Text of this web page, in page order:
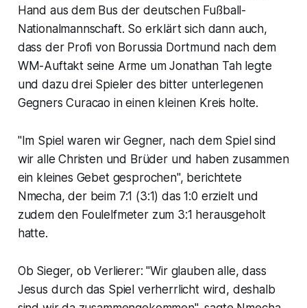
Hand aus dem Bus der deutschen Fußball-
Nationalmannschaft. So erklärt sich dann auch,
dass der Profi von Borussia Dortmund nach dem
WM-Auftakt seine Arme um Jonathan Tah legte
und dazu drei Spieler des bitter unterlegenen
Gegners Curacao in einen kleinen Kreis holte.
"Im Spiel waren wir Gegner, nach dem Spiel sind
wir alle Christen und Brüder und haben zusammen
ein kleines Gebet gesprochen", berichtete
Nmecha, der beim 7:1 (3:1) das 1:0 erzielt und
zudem den Foulelfmeter zum 3:1 herausgeholt
hatte.
Ob Sieger, ob Verlierer: "Wir glauben alle, dass
Jesus durch das Spiel verherrlicht wird, deshalb